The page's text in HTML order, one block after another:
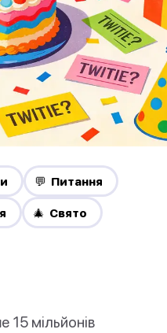
💬 Питання
🎄 Свято
мільйонів